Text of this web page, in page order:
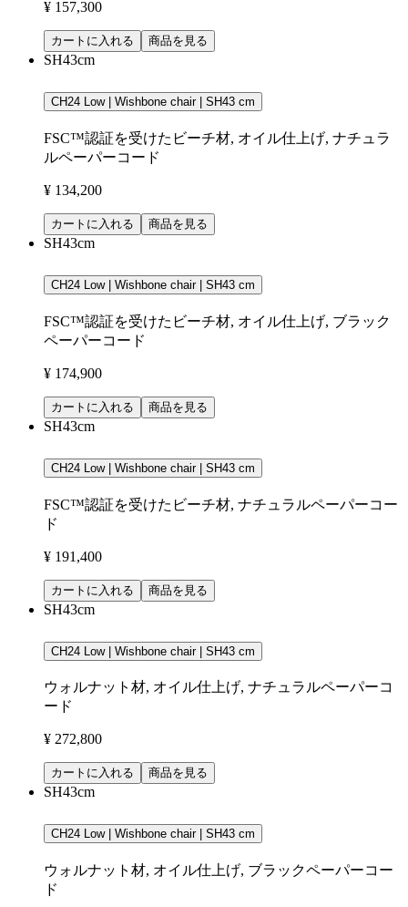
¥ 157,300
カートに入れる 商品を見る
SH43cm
CH24 Low | Wishbone chair | SH43 cm
FSC™認証を受けたビーチ材, オイル仕上げ, ナチュラ
ルペーパーコード
¥ 134,200
カートに入れる 商品を見る
SH43cm
CH24 Low | Wishbone chair | SH43 cm
FSC™認証を受けたビーチ材, オイル仕上げ, ブラック
ペーパーコード
¥ 174,900
カートに入れる 商品を見る
SH43cm
CH24 Low | Wishbone chair | SH43 cm
FSC™認証を受けたビーチ材, ナチュラルペーパーコー
ド
¥ 191,400
カートに入れる 商品を見る
SH43cm
CH24 Low | Wishbone chair | SH43 cm
ウォルナット材, オイル仕上げ, ナチュラルペーパーコ
ード
¥ 272,800
カートに入れる 商品を見る
SH43cm
CH24 Low | Wishbone chair | SH43 cm
ウォルナット材, オイル仕上げ, ブラックペーパーコー
ド